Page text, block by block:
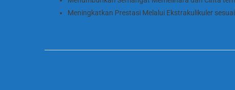
Meningkatkan Prestasi Melalui Ekstrakulikuler